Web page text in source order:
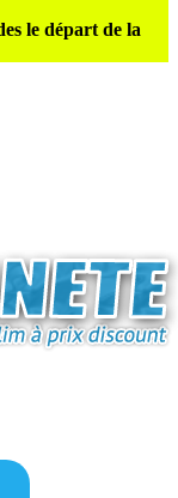
le départ de la